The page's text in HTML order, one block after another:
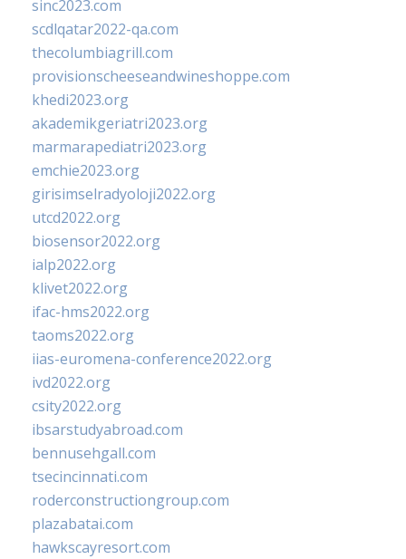
sinc2023.com
scdlqatar2022-qa.com
thecolumbiagrill.com
provisionscheeseandwineshoppe.com
khedi2023.org
akademikgeriatri2023.org
marmarapediatri2023.org
emchie2023.org
girisimselradyoloji2022.org
utcd2022.org
biosensor2022.org
ialp2022.org
klivet2022.org
ifac-hms2022.org
taoms2022.org
iias-euromena-conference2022.org
ivd2022.org
csity2022.org
ibsarstudyabroad.com
bennusehgall.com
tsecincinnati.com
roderconstructiongroup.com
plazabatai.com
hawkscayresort.com